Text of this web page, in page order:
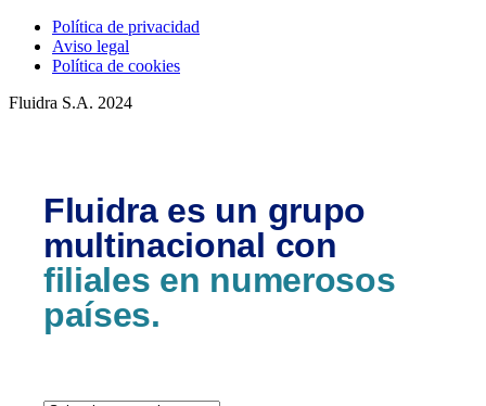
Política de privacidad
Aviso legal
Política de cookies
Fluidra S.A. 2024
Fluidra es un grupo
multinacional con
filiales en numerosos
países.